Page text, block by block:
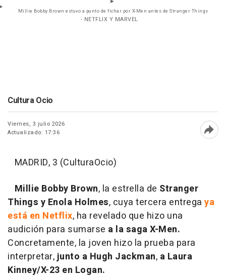
Millie Bobby Brown estuvo a punto de fichar por X-Men antes de Stranger Things
- NETFLIX Y MARVEL
Cultura Ocio
Viernes, 3 julio 2026
Actualizado: 17:36
MADRID, 3 (CulturaOcio)
Millie Bobby Brown, la estrella de Stranger
Things y Enola Holmes, cuya tercera entrega ya
está en Netflix, ha revelado que hizo una
audición para sumarse a la saga X-Men.
Concretamente, la joven hizo la prueba para
interpretar,junto a Hugh Jackman, a Laura
Kinney/X-23 en Logan.